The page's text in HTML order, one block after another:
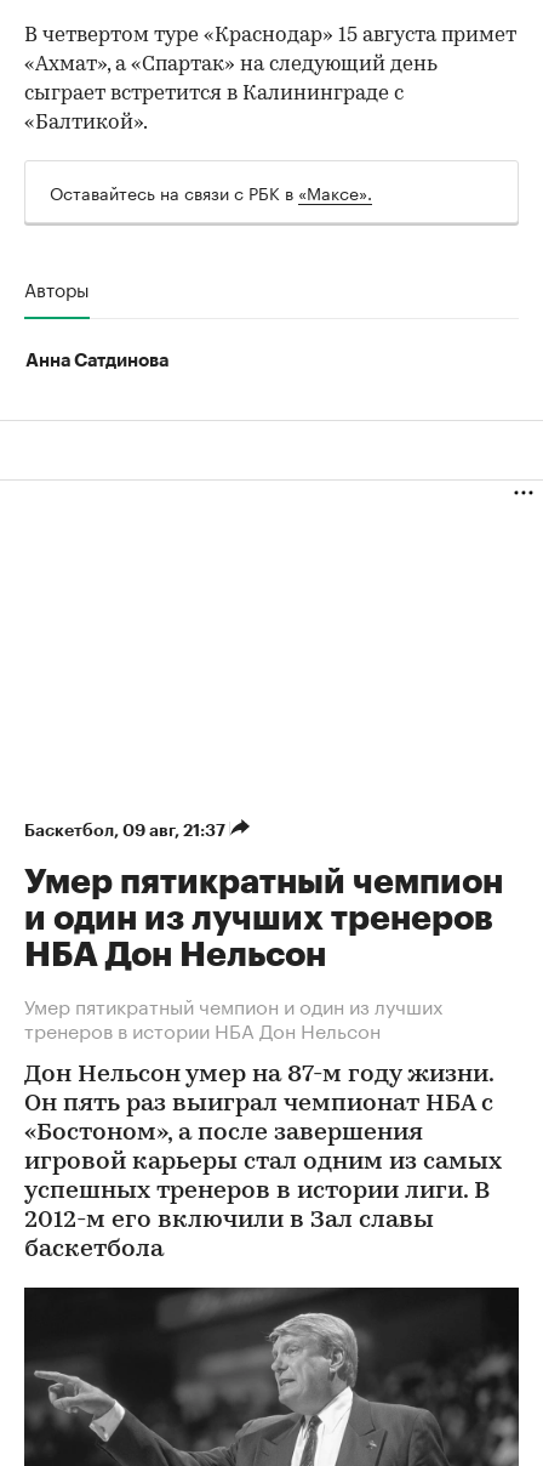
В четвертом туре «Краснодар» 15 августа примет
«Ахмат», а «Спартак» на следующий день
сыграет встретится в Калининграде с
«Балтикой».
Оставайтесь на связи с РБК в «Максе».
Авторы
Анна Сатдинова
Баскетбол⁠, 09 авг, 21:37
Умер пятикратный чемпион
и один из лучших тренеров
НБА Дон Нельсон
Умер пятикратный чемпион и один из лучших
тренеров в истории НБА Дон Нельсон
Дон Нельсон умер на 87-м году жизни.
Он пять раз выиграл чемпионат НБА с
«Бостоном», а после завершения
игровой карьеры стал одним из самых
успешных тренеров в истории лиги. В
2012-м его включили в Зал славы
баскетбола